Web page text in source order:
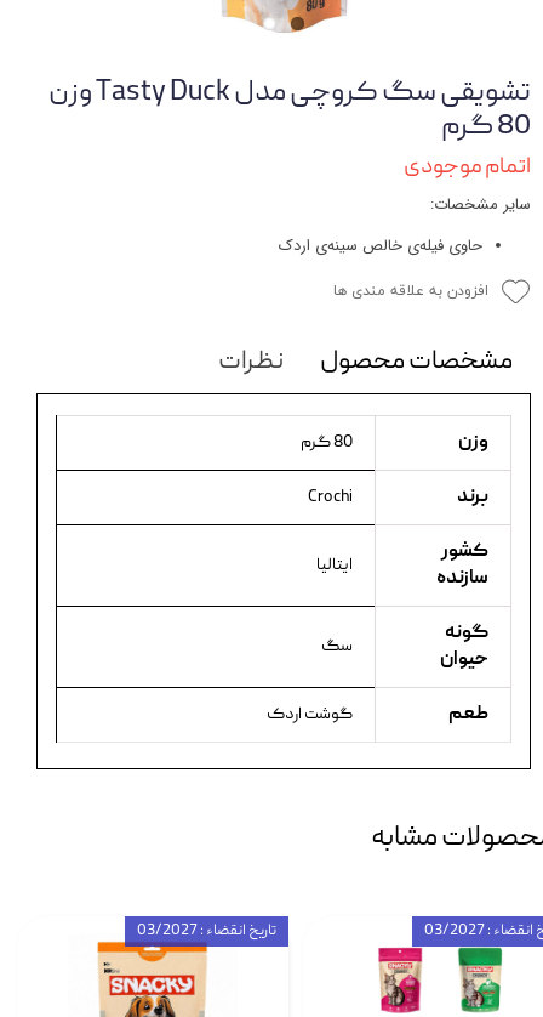
تشویقی سگ کروچی مدل Tasty Duck وزن
80 گرم
اتمام موجودی
سایر مشخصات:
حاوی فیله‌ی خالص سینه‌ی اردک
افزودن به علاقه مندی ها
مشخصات محصول نظرات
وزن 80 گرم
برند Crochi
کشور
سازنده
ایتالیا
گونه
حیوان
سگ
طعم گوشت اردک
مشابه
تاریخ انقضاء : 03/2027 : 03/2027